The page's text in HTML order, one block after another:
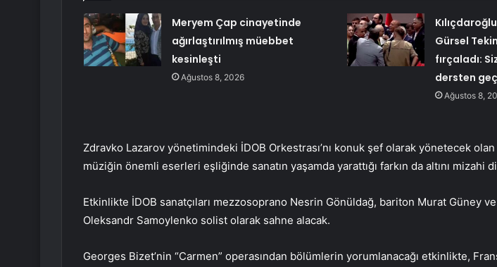
Meryem Çap cinayetinde
ağırlaştırılmış müebbet
kesinleşti
Ağustos 8, 2026
Gürsel
fırçaladı:
dersten
Ağustos 8,
Zdravko Lazarov yönetimindeki İDOB Orkestrası’nı konuk şef olarak yönetecek
müziğin önemli eserleri eşliğinde sanatın yaşamda yarattığı farkın da altını mizahi
Etkinlikte İDOB sanatçıları mezzosoprano Nesrin Gönüldağ, bariton Murat Güney ve
Oleksandr Samoylenko solist olarak sahne alacak.
Georges Bizet’nin “Carmen” operasından bölümlerin yorumlanacağı etkinlikte,